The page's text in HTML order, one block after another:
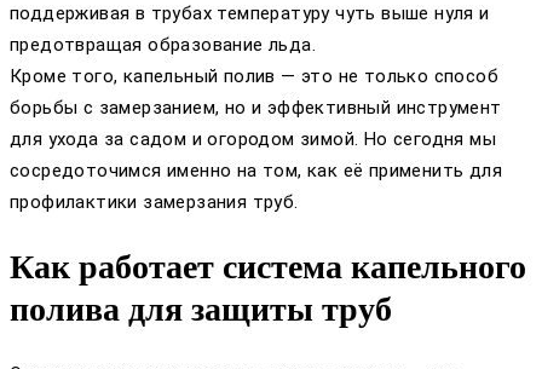
поддерживая в трубах температуру чуть выше нуля и
предотвращая образование льда.
Кроме того, капельный полив — это не только способ
борьбы с замерзанием, но и эффективный инструмент
для ухода за садом и огородом зимой. Но сегодня мы
сосредоточимся именно на том, как её применить для
профилактики замерзания труб.
Как работает система капельного
полива для защиты труб